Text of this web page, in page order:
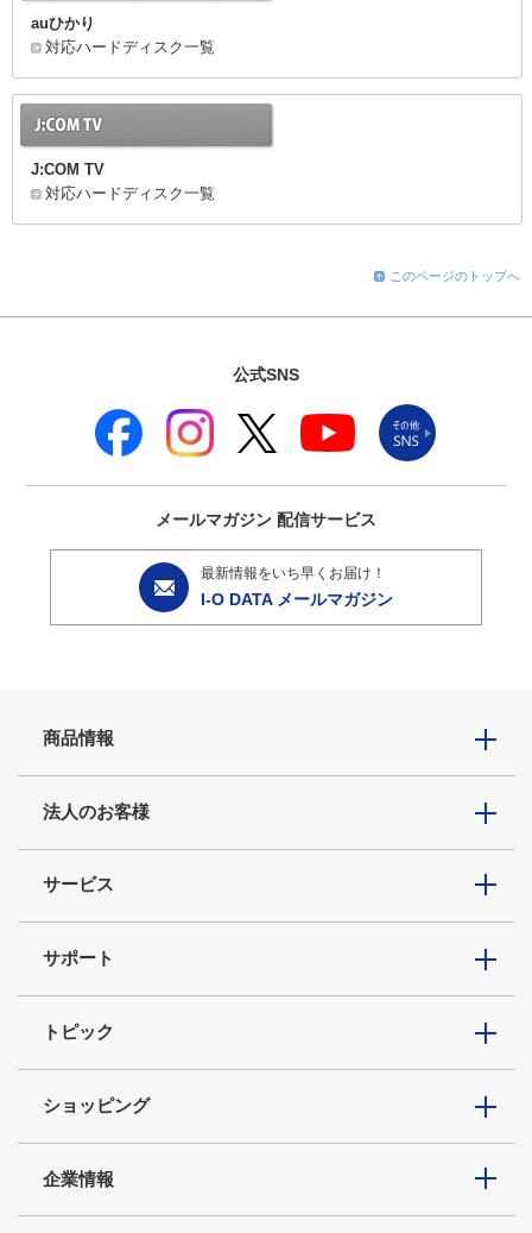
auひかり
対応ハードディスク一覧
J:COM TV
対応ハードディスク一覧
このページのトップへ
公式SNS
メールマガジン 配信サービス
最新情報をいち早くお届け！
I-O DATA メールマガジン
商品情報
法人のお客様
サービス
サポート
トピック
ショッピング
企業情報